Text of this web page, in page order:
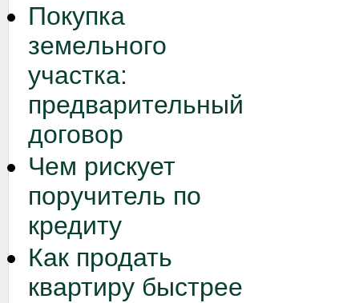
Покупка
земельного
участка:
предварительный
договор
Чем рискует
поручитель по
кредиту
Как продать
квартиру быстрее